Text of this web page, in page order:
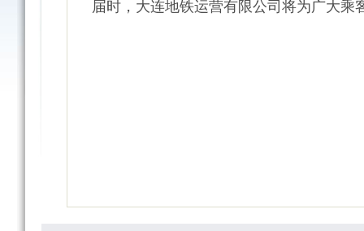
届时，大连地铁运营有限公司将为广大乘